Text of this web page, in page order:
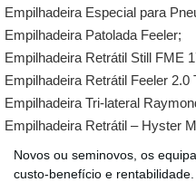
Empilhadeira Especial para
Empilhadeira Patolada Feeler;
Empilhadeira Retrátil Still FME
Empilhadeira Retrátil Feeler 2.0
Empilhadeira Tri-lateral
Empilhadeira Retrátil – Hyster
Novos ou seminovos, os
custo-benefício e